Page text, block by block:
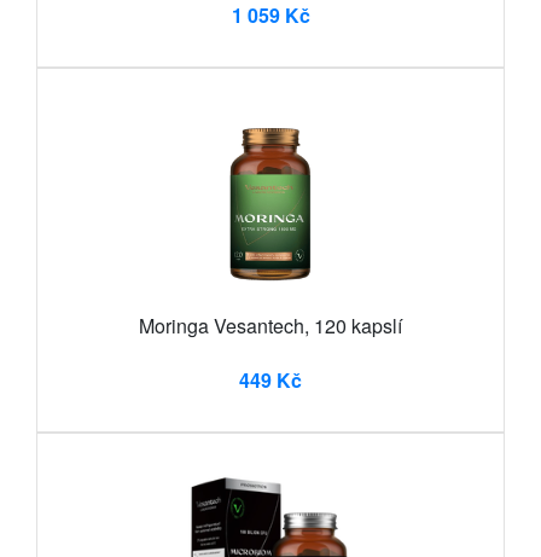
1 059 Kč
Moringa Vesantech, 120 kapslí
449 Kč